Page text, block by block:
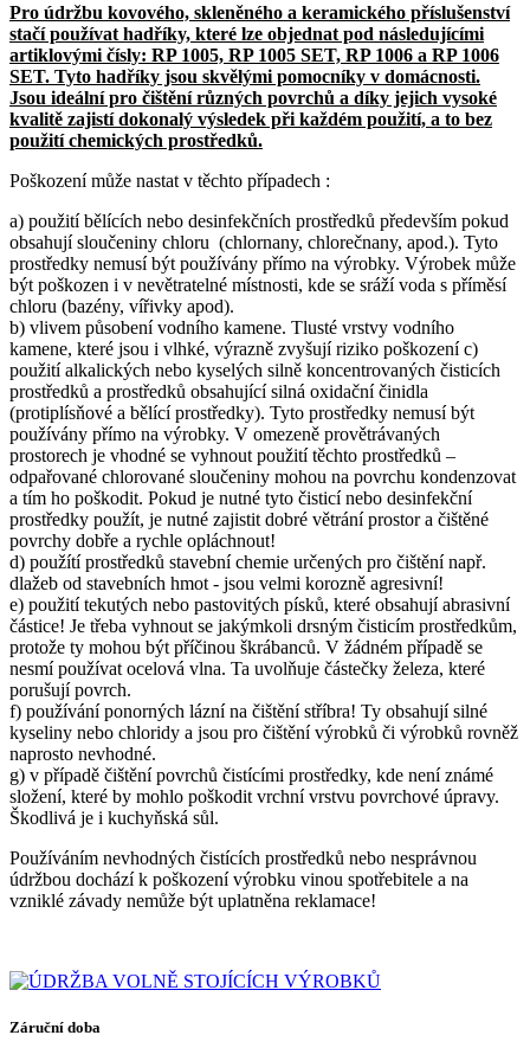
Pro údržbu kovového, skleněného a keramického příslušenství
stačí používat hadříky, které lze objednat pod následujícími
artiklovými čísly: RP 1005, RP 1005 SET, RP 1006 a RP 1006
SET. Tyto hadříky jsou skvělými pomocníky v domácnosti.
Jsou ideální pro čištění různých povrchů a díky jejich vysoké
kvalitě zajistí dokonalý výsledek při každém použití, a to bez
použití chemických prostředků.
Poškození může nastat v těchto případech :
a) použití bělících nebo desinfekčních prostředků především pokud
obsahují sloučeniny chloru (chlornany, chlorečnany, apod.). Tyto
prostředky nemusí být používány přímo na výrobky. Výrobek může
být poškozen i v nevětratelné místnosti, kde se sráží voda s příměsí
chloru (bazény, vířivky apod).
b) vlivem působení vodního kamene. Tlusté vrstvy vodního
kamene, které jsou i vlhké, výrazně zvyšují riziko poškození c)
použití alkalických nebo kyselých silně koncentrovaných čisticích
prostředků a prostředků obsahující silná oxidační činidla
(protiplísňové a bělící prostředky). Tyto prostředky nemusí být
používány přímo na výrobky. V omezeně provětrávaných
prostorech je vhodné se vyhnout použití těchto prostředků –
odpařované chlorované sloučeniny mohou na povrchu kondenzovat
a tím ho poškodit. Pokud je nutné tyto čisticí nebo desinfekční
prostředky použít, je nutné zajistit dobré větrání prostor a čištěné
povrchy dobře a rychle opláchnout!
d) použítí prostředků stavební chemie určených pro čištění např.
dlažeb od stavebních hmot - jsou velmi korozně agresivní!
e) použití tekutých nebo pastovitých písků, které obsahují abrasivní
částice! Je třeba vyhnout se jakýmkoli drsným čisticím prostředkům,
protože ty mohou být příčinou škrábanců. V žádném případě se
nesmí používat ocelová vlna. Ta uvolňuje částečky železa, které
porušují povrch.
f) používání ponorných lázní na čištění stříbra! Ty obsahují silné
kyseliny nebo chloridy a jsou pro čištění výrobků či výrobků rovněž
naprosto nevhodné.
g) v případě čištění povrchů čistícími prostředky, kde není známé
složení, které by mohlo poškodit vrchní vrstvu povrchové úpravy.
Škodlivá je i kuchyňská sůl.
Používáním nevhodných čistících prostředků nebo nesprávnou
údržbou dochází k poškození výrobku vinou spotřebitele a na
vzniklé závady nemůže být uplatněna reklamace!
Záruční doba